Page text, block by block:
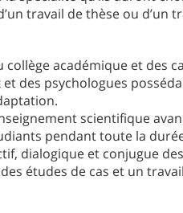
travail de thèse ou d’un
académique et des
des psychologues
scientifique
pendant toute la
dialogique et conjugue
études de cas et un